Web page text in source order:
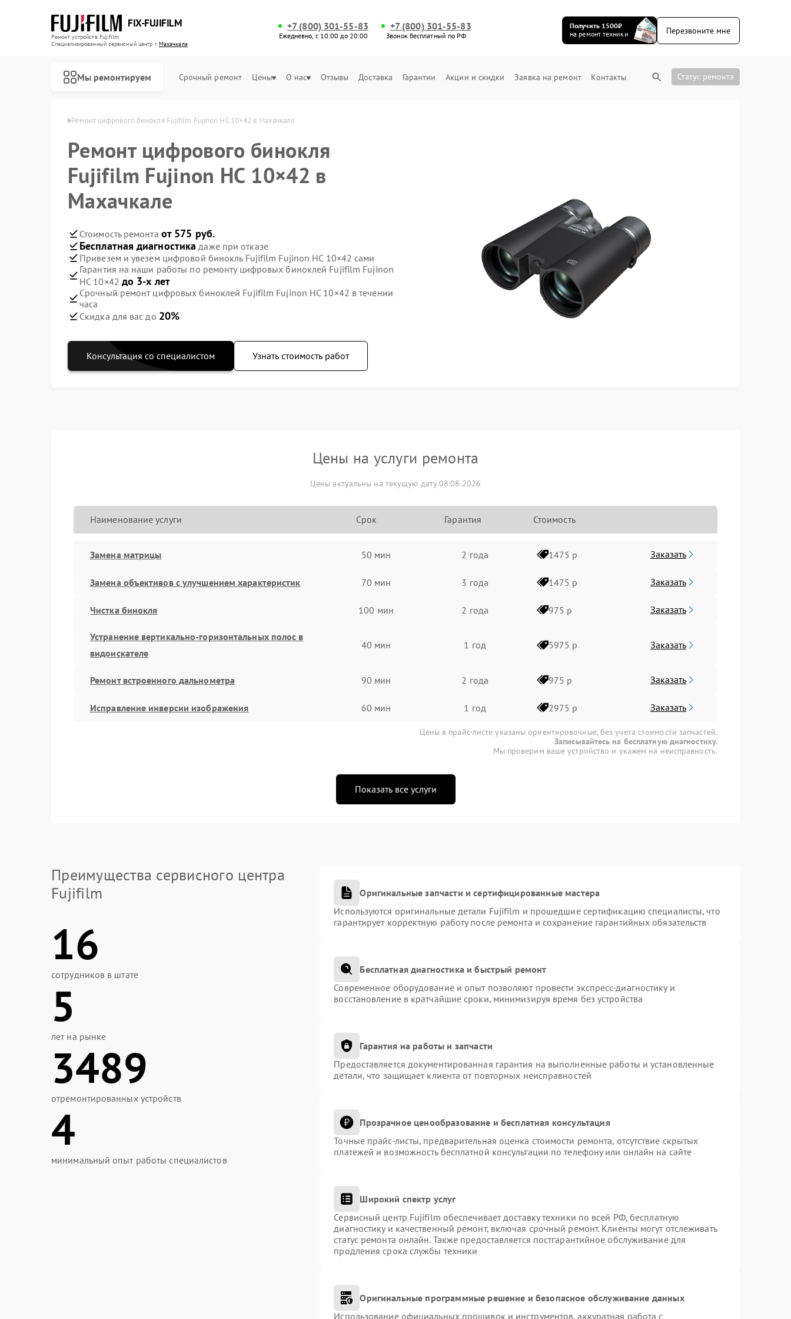
FIX-FUJIFILM
Ремонт устройств Fujifilm
Специализированный cервисный центр г.Махачкала
+7 (800) 301-55-83
Ежедневно, с 10:00 до 20:00
+7 (800) 301-55-83
Звонок бесплатный по РФ
Получить 1500₽
на ремонт техники
Перезвоните мне
Мы ремонтируем Срочный ремонт Цены О нас Отзывы Доставка Гарантии Акции и скидки Заявка на ремонт Контакты Статус ремонта
в Махачкале Ремонт цифрового бинокля Fujifilm Fujinon HC 10×42 в Махачкале
Ремонт цифрового бинокля
Fujifilm Fujinon HC 10×42 в
Махачкале
Стоимость ремонта от 575 руб.
Бесплатная диагностика даже при отказе
Привезем и увезем цифровой бинокль Fujifilm Fujinon HC 10×42 сами
Гарантия на наши работы по ремонту цифровых биноклей Fujifilm Fujinon
HC 10×42 до 3-х лет
Срочный ремонт цифровых биноклей Fujifilm Fujinon HC 10×42 в течении
часа
Скидка для вас до 20%
Консультация со специалистом Узнать стоимость работ
Цены на услуги ремонта
Цены актуальны на текущую дату 08.08.2026
Наименование услуги Срок Гарантия Стоимость
Замена матрицы 50 мин 2 года 1475 р Заказать
Замена объективов с улучшением характеристик 70 мин 3 года 1475 р Заказать
Чистка бинокля 100 мин 2 года 975 р Заказать
Устранение вертикально-горизонтальных полос в
видоискателе
40 мин 1 год 5975 р Заказать
Ремонт встроенного дальнометра 90 мин 2 года 975 р Заказать
Исправление инверсии изображения 60 мин 1 год 2975 р Заказать
Цены в прайс-листе указаны ориентировочные, без учета стоимости запчастей.
Записывайтесь на бесплатную диагностику.
Мы проверим ваше устройство и укажем на неисправность.
Показать все услуги
Преимущества сервисного центра
Fujifilm
16
сотрудников в штате
5
лет на рынке
3489
отремонтированных устройств
4
минимальный опыт работы специалистов
Оригинальные запчасти и сертифицированные мастера
Используются оригинальные детали Fujifilm и прошедшие сертификацию специалисты, что
гарантирует корректную работу после ремонта и сохранение гарантийных обязательств
Бесплатная диагностика и быстрый ремонт
Современное оборудование и опыт позволяют провести экспресс-диагностику и
восстановление в кратчайшие сроки, минимизируя время без устройства
Гарантия на работы и запчасти
Предоставляется документированная гарантия на выполненные работы и установленные
детали, что защищает клиента от повторных неисправностей
Прозрачное ценообразование и бесплатная консультация
Точные прайс-листы, предварительная оценка стоимости ремонта, отсутствие скрытых
платежей и возможность бесплатной консультации по телефону или онлайн на сайте
Широкий спектр услуг
Сервисный центр Fujifilm обеспечивает доставку техники по всей РФ, бесплатную
диагностику и качественный ремонт, включая срочный ремонт. Клиенты могут отслеживать
статус ремонта онлайн. Также предоставляется постгарантийное обслуживание для
продления срока службы техники
Оригинальные программные решение и безопасное обслуживание данных
Использование официальных прошивок и инструментов, аккуратная работа с